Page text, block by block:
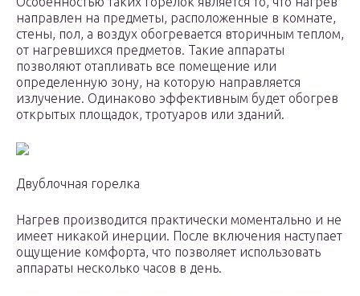
направлен на предметы, расположенные в комнате,
стены, пол, а воздух обогревается вторичным теплом,
от нагревшихся предметов. Такие аппараты
позволяют отапливать все помещение или
определенную зону, на которую направляется
излучение. Одинаково эффективным будет обогрев
открытых площадок, тротуаров или зданий.
Двублочная горелка
Нагрев производится практически моментально и не
имеет никакой инерции. После включения наступает
ощущение комфорта, что позволяет использовать
аппараты несколько часов в день.